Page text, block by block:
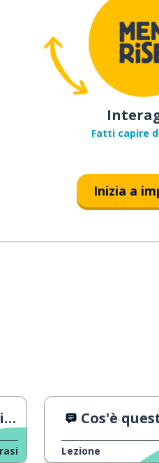
Fatti capire
Inizia a
Cos'è
Lezione